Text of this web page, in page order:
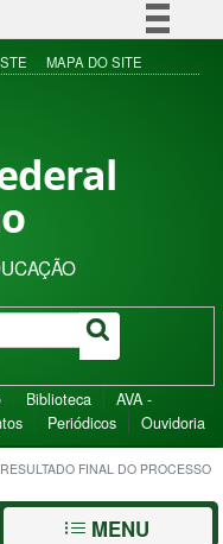
Simplifique!
Acesso à informação
MAPA DO SITE
Biblioteca
AVA -
Periódicos Ouvidoria
FINAL DO PROCESSO
MENU